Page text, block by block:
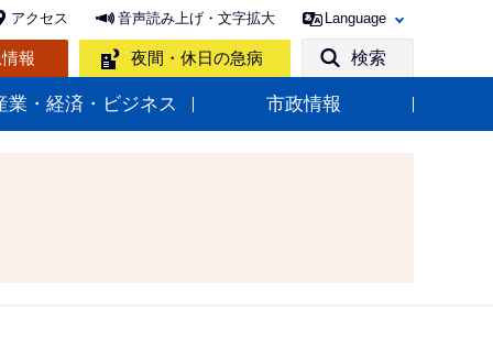
アクセス 音声読み上げ・文字拡大 Language
報 夜間・休日の急病 検索
業・経済・ビジネス 市政情報